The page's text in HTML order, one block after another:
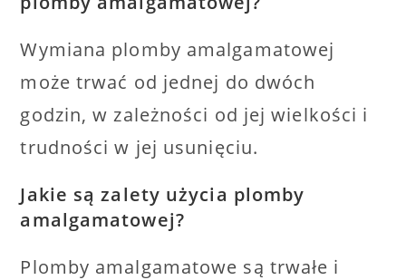
Wymiana plomby amalgamatowej
może trwać od jednej do dwóch
godzin, w zależności od jej wielkości i
trudności w jej usunięciu.
Jakie są zalety użycia plomby
amalgamatowej?
Plomby amalgamatowe są trwałe i